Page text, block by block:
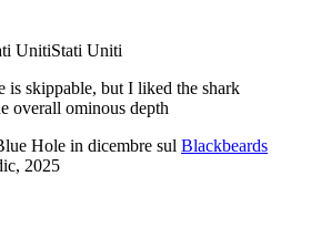
Stati Uniti
is skippable, but I liked the shark
overall ominous depth
Hole in dicembre sul Blackbeards
2025